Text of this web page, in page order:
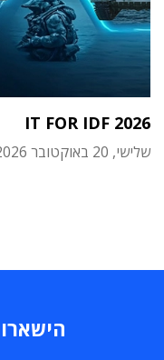
IT FOR IDF 2026
שלישי, 20 באוקטובר 2026